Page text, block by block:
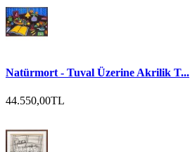
Natürmort - Tuval Üzerine Akrilik T...
44.550,00TL